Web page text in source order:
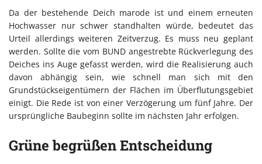
Da der bestehende Deich marode ist und einem erneuten
Hochwasser nur schwer standhalten würde, bedeutet das
Urteil allerdings weiteren Zeitverzug. Es muss neu geplant
werden. Sollte die vom BUND angestrebte Rückverlegung des
Deiches ins Auge gefasst werden, wird die Realisierung auch
davon abhängig sein, wie schnell man sich mit den
Grundstückseigentümern der Flächen im Überflutungsgebiet
einigt. Die Rede ist von einer Verzögerung um fünf Jahre. Der
ursprüngliche Baubeginn sollte im nächsten Jahr erfolgen.
Grüne begrüßen Entscheidung